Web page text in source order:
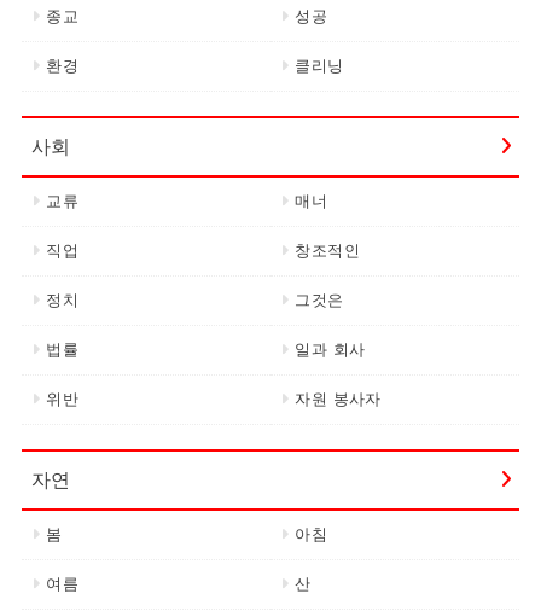
종교 성공
환경 클리닝
사회
교류 매너
직업 창조적인
정치 그것은
법률 일과 회사
위반 자원 봉사자
자연
봄 아침
여름 산